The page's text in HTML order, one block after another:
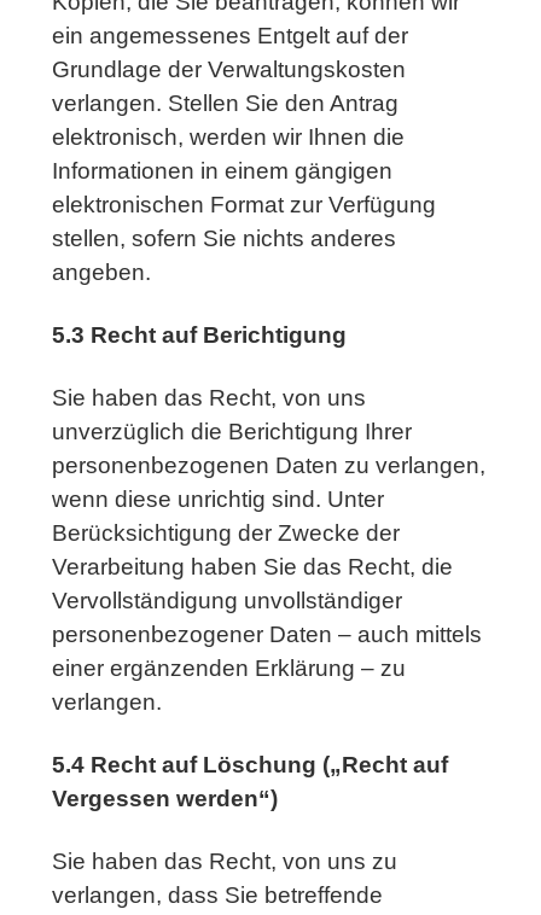
ein angemessenes Entgelt auf der
Grundlage der Verwaltungskosten
verlangen. Stellen Sie den Antrag
elektronisch, werden wir Ihnen die
Informationen in einem gängigen
elektronischen Format zur Verfügung
stellen, sofern Sie nichts anderes
angeben.
5.3 Recht auf Berichtigung
Sie haben das Recht, von uns
unverzüglich die Berichtigung Ihrer
personenbezogenen Daten zu verlangen,
wenn diese unrichtig sind. Unter
Berücksichtigung der Zwecke der
Verarbeitung haben Sie das Recht, die
Vervollständigung unvollständiger
personenbezogener Daten – auch mittels
einer ergänzenden Erklärung – zu
verlangen.
5.4 Recht auf Löschung („Recht auf
Vergessen werden“)
Sie haben das Recht, von uns zu
verlangen, dass Sie betreffende